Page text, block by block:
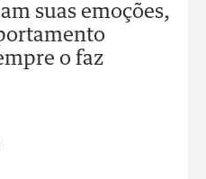
suas emoções,
o faz